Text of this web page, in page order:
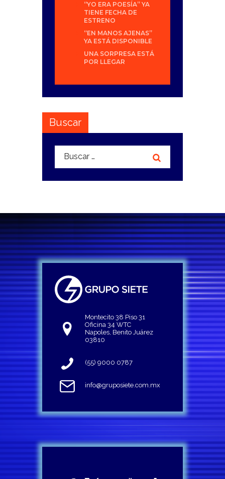
“YO ERA POESÍA” YA
TIENE FECHA DE
ESTRENO
“EN MANOS AJENAS”
YA ESTÁ DISPONIBLE
UNA SORPRESA ESTÁ
POR LLEGAR
Buscar
Buscar:
Montecito 38 Piso 31
Oficina 34 WTC
Napoles, Benito Juárez
03810
(55) 9000 0787
info@gruposiete.com.mx